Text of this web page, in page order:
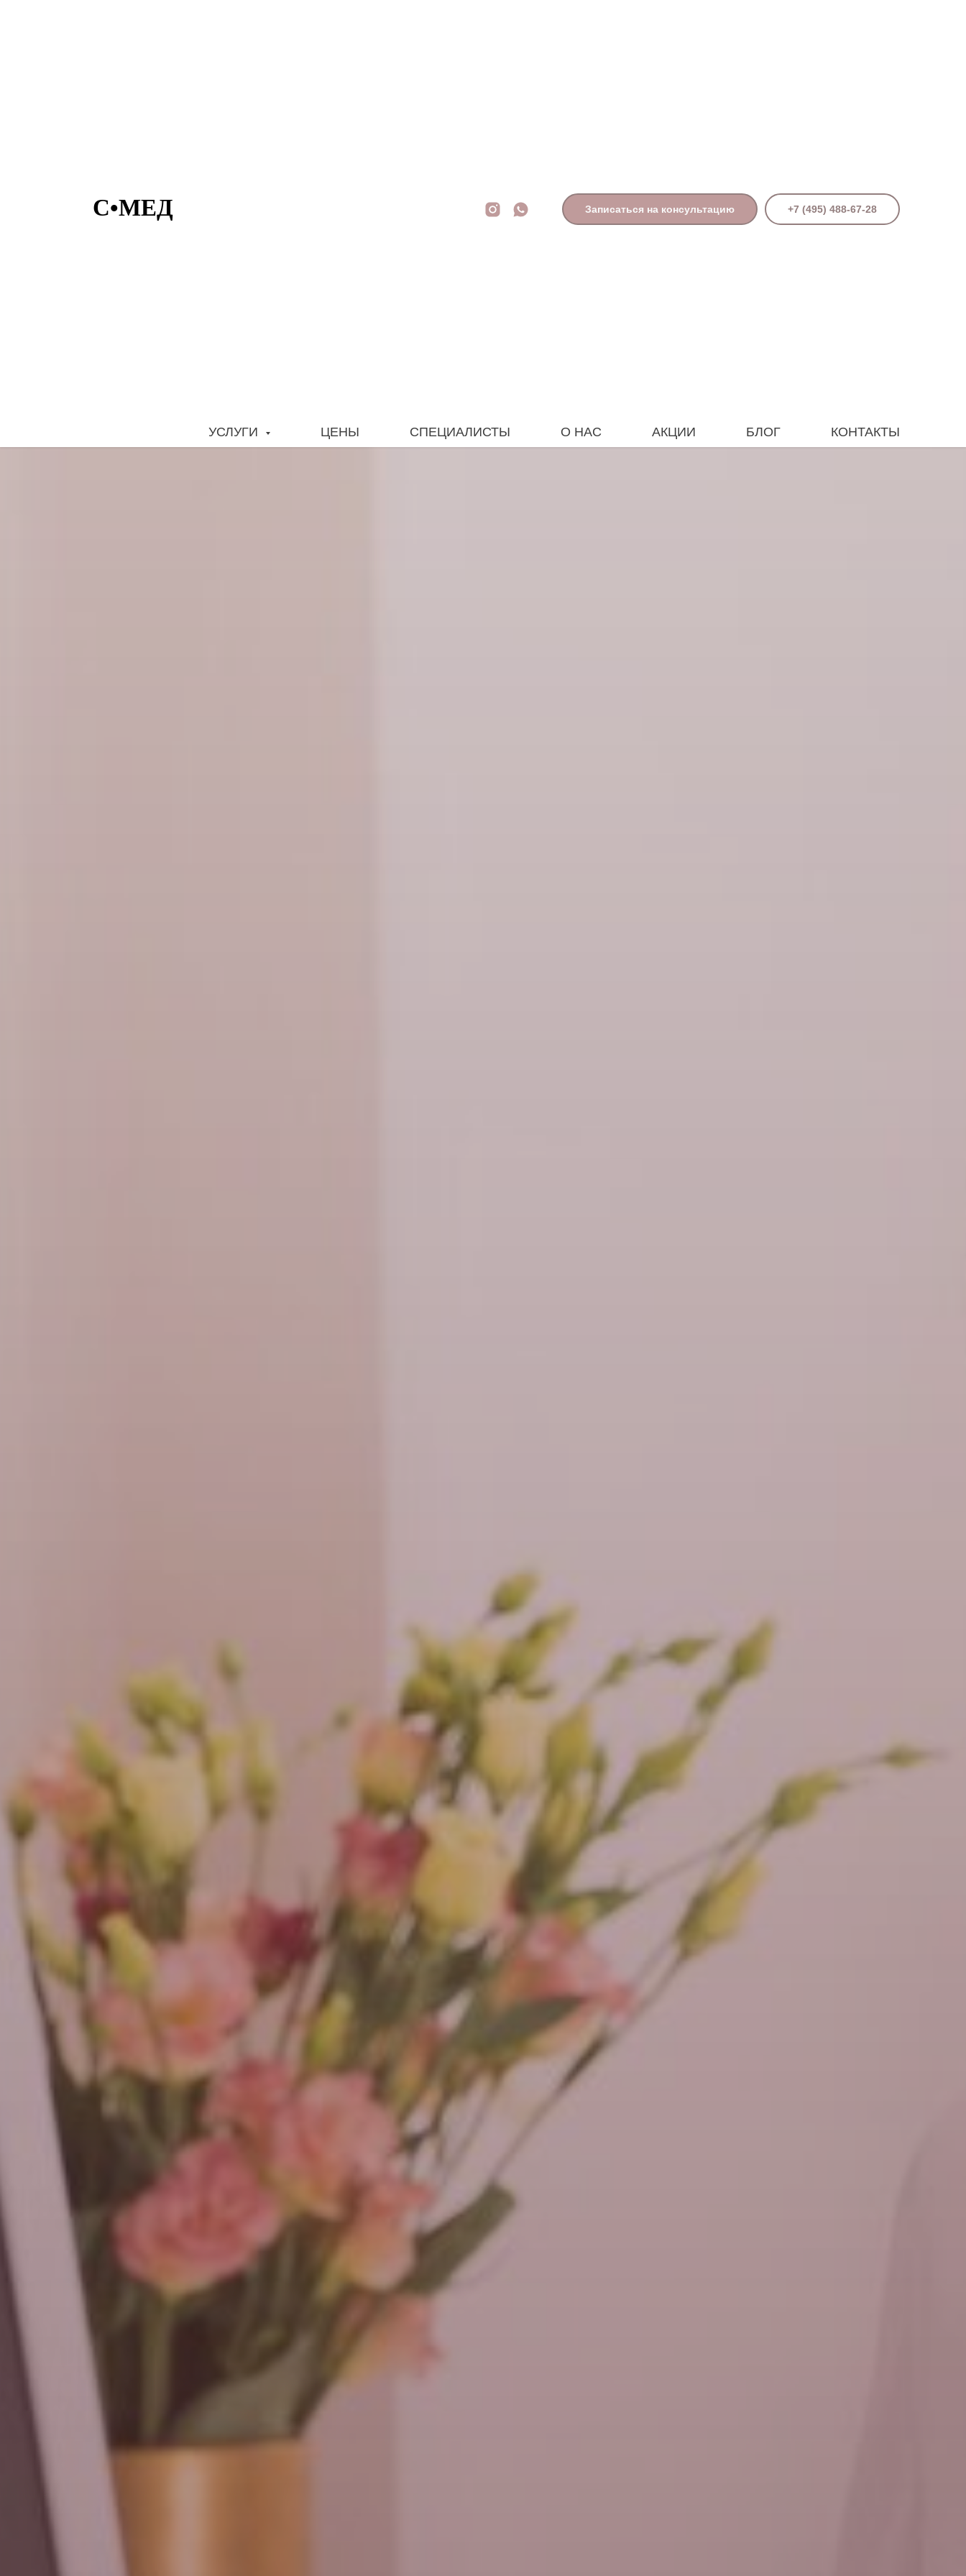
Записаться на консультацию +7 (495) 488-67-28
УСЛУГИ ЦЕНЫ СПЕЦИАЛИСТЫ О НАС АКЦИИ БЛОГ КОНТАКТЫ